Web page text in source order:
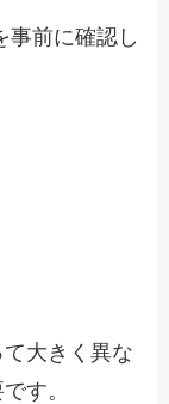
事前に確認し
大きく異な
す。